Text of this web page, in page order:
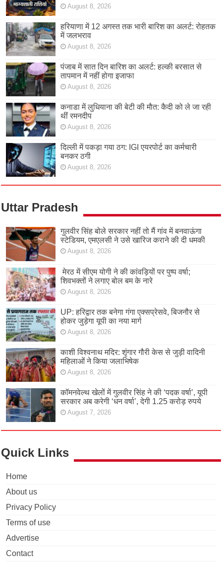
August 8, 2026
हरियाणा में 12 अगस्त तक भारी बारिश का अलर्ट: रोहतक
में जलभराव
August 8, 2026
पंजाब में सात दिन बारिश का अलर्ट: हल्की बरसात से
तापमान में नहीं होगा इजाफा
August 8, 2026
कनाडा में लुधियाना की बेटी की माैत: कैदी को ले जा रही
थीं रमनदीप
August 8, 2026
दिल्ली में पकड़ा गया ठग: IGI एयरपोर्ट का कर्मचारी
बनकर ठगी
August 8, 2026
Uttar Pradesh
गुलवीर सिंह बोले सरकार नहीं तो मैं गांव में बनवाऊंगा
स्टेडियम, एमएलसी ने उसे खारिज कराने की दी धमकी
August 8, 2026
मेरठ में सीएम योगी ने की कांवड़ियों पर पुष्प वर्षा;
शिवभक्तों ने लगाए बोल बम के नारे
August 8, 2026
UP: हरिद्वार तक बनेगा गंगा एक्सप्रेसवे, बिजनौर से
होकर जुड़ेगा यूपी का नया मार्ग
August 8, 2026
काशी विश्वनाथ मदिर: शृंगार गौरी केस से जुड़ी वादिनी
महिलाओं ने किया जलाभिषेक
August 8, 2026
कॉमनवेल्थ खेलों में गुलवीर सिंह ने की ‘पदक वर्षा’, यूपी
सरकार अब करेगी ‘धन वर्षा’, देगी 1.25 करोड़ रुपये
August 7, 2026
Quick Links
Home
About us
Privacy Policy
Terms of use
Advertise
Contact